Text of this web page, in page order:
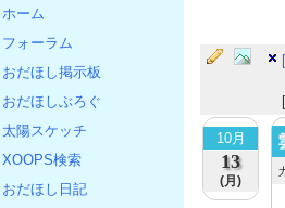
10月
13
(月)
ホーム
フォーラム
おだほし掲示板
おだほしぶろぐ
太陽スケッチ
XOOPS検索
おだほし日記